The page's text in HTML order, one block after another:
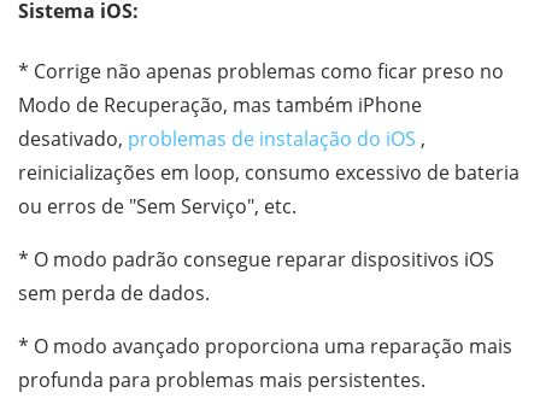
Sistema iOS:
* Corrige não apenas problemas como ficar preso no
Modo de Recuperação, mas também iPhone
desativado, problemas de instalação do iOS ,
reinicializações em loop, consumo excessivo de bateria
ou erros de "Sem Serviço", etc.
* O modo padrão consegue reparar dispositivos iOS
sem perda de dados.
* O modo avançado proporciona uma reparação mais
profunda para problemas mais persistentes.